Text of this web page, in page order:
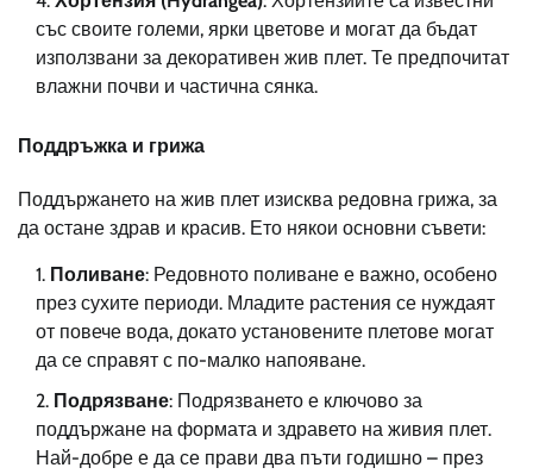
със своите големи, ярки цветове и могат да бъдат
използвани за декоративен жив плет. Те предпочитат
влажни почви и частична сянка.
Поддръжка и грижа
Поддържането на жив плет изисква редовна грижа, за
да остане здрав и красив. Ето някои основни съвети:
Поливане: Редовното поливане е важно, особено
през сухите периоди. Младите растения се нуждаят
от повече вода, докато установените плетове могат
да се справят с по-малко напояване.
Подрязване: Подрязването е ключово за
поддържане на формата и здравето на живия плет.
Най-добре е да се прави два пъти годишно – през